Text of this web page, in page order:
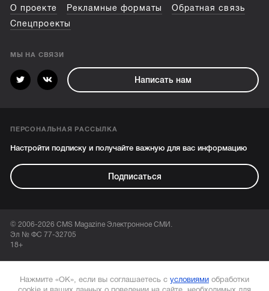
О проекте Рекламные форматы
Обратная связь
Спецпроекты
МЫ НА СВЯЗИ
Написать нам
ПЕРСОНАЛЬНАЯ РАССЫЛКА
Настройти подписку и получайте важную для вас информацию
Подписаться
© 2006-2026 CMS Magazine Электронное СМИ.
Эл № ФС 77-32705
18+
Нажмите «ОК», если вы соглашаетесь с условиями обработки